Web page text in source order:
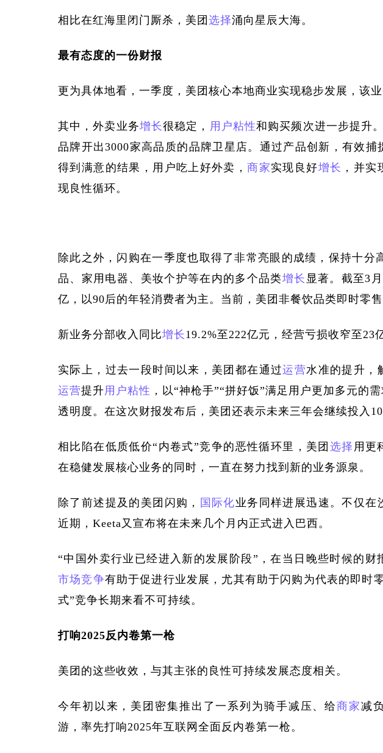
相比在红海里闭门厮杀，美团 选择涌向星辰大海。
最有态度的一份财报
更为具体地看，一季度，美团核心本地商业实现稳步发展，该
其中，外卖业务增长很稳定， 用户粘性和购买频次进一步提升
品牌开出3000家高品质的品牌卫星店。通过产品创新，有效
得到满意的结果，用户吃上好外卖，商家实现良好增长 ，并
现良性循环。
除此之外，闪购在一季度也取得了非常亮眼的成绩，保持十分
品、家用电器、美妆个护等在内的多个品类增长 显著。截至3
亿，以90后的年轻消费者为主。当前，美团非餐饮品类即时零售
新业务分部收入同比增长19.2%至222亿元，经营亏损收窄至23
实际上，过去一段时间以来，美团都在通过运营水准的提升，
运营提升用户粘性 ，以“神枪手”“拼好饭”满足用户更加多元的
透明度。在这次财报发布后，美团还表示未来三年会继续投入
相比陷在低质低价“内卷式”竞争的恶性循环里，美团 选择 用更
在稳健发展核心业务的同时，一直在努力找到新的业务源泉。
除了前述提及的美团闪购， 国际化业务同样进展迅速。不仅在
近期， Keeta又宣布将在未来几个月内正式进入巴西。
“中国外卖行业已经进入新的发展阶段”，在当日晚些时候的财
市场竞争有助于促进行业发展，尤其有助于闪购为代表的即时
式”竞争长期来看不可持续。
打响2025反内卷第一枪
美团的这些收效，与其主张的良性可持续发展态度相关。
今年初以来，美团密集推出了一系列为骑手减压、给商家减
游，率先打响2025年互联网全面反内卷第一枪。